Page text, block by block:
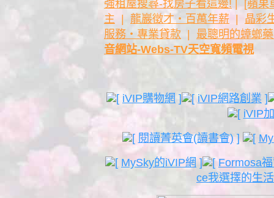
強租屋搜尋-找房子看這邊!
[蘋果
主
龍巖徵才‧百萬年薪
晶彩
服務‧專業貸款
最聰明的蟑螂
音網站-Webs-TV天空寬頻電視
[ iVIP購物網 ] [ iVIP網路創業 ]
[ iVIP
[ 閱讀菁英會(讀書會)] [
[ MySky的iVIP網] [ Formosa
ce我選擇的生活